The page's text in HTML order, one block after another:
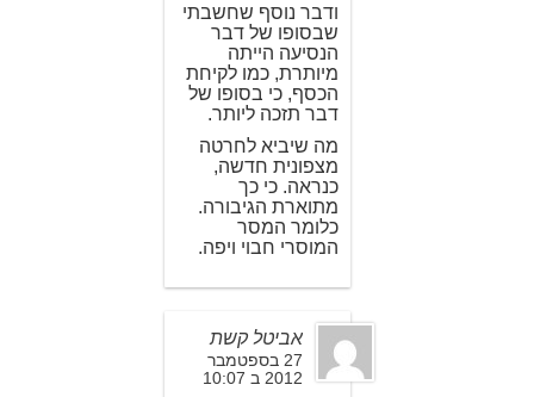
ודבר נוסף שחשבתי
שבסופו של דבר
הנסיעה הייתה
מיותרת, כמו לקיחת
הכסף, כי בסופו של
דבר תזכה ליותר.
מה שיביא לחרטה
מצפונית חדשה,
כנראה. כי כך
מתוארת הגיבורה.
כלומר המסר
המוסרי חבוי ויפה.
אביטל קשת
27 בספטמבר
2012 ב 10:07